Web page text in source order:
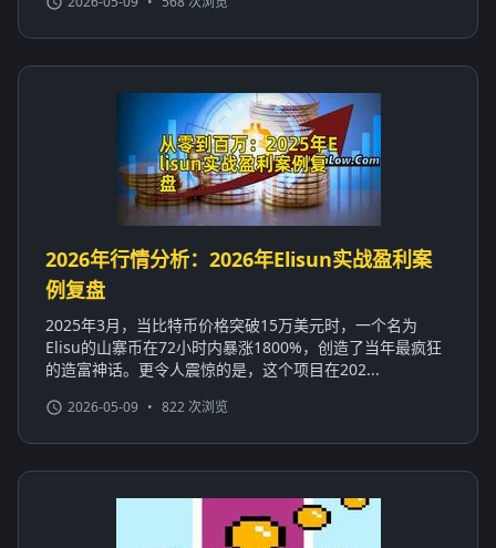
2026年行情分析：2026年Elisun实战盈利案
例复盘
2025年3月，当比特币价格突破15万美元时，一个名为
Elisu的山寨币在72小时内暴涨1800%，创造了当年最疯狂
的造富神话。更令人震惊的是，这个项目在202...
2026-05-09 • 822 次浏览